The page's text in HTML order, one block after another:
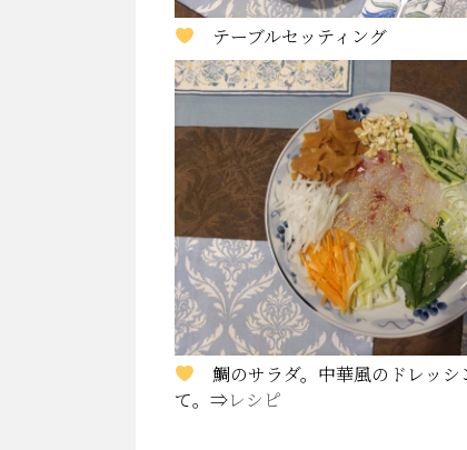
テーブルセッティング
鯛のサラダ。中華風のドレッシ
て。⇒レシピ